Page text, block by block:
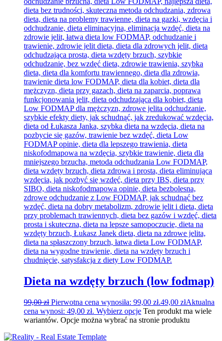
Dieta na wzdęty brzuch (low fodmap)
99,00zł Pierwotna cena wynosiła: 99,00 zł.49,00 złAktualna
cena wynosi: 49,00 zł. Wybierz opcje Ten produkt ma wiele
wariantów. Opcje można wybrać na stronie produktu